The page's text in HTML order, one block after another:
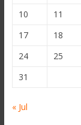
10
11
17
18
24
25
31
« Jul